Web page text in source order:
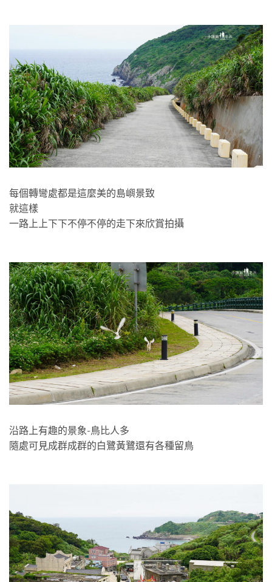
每個轉彎處都是這麼美的島嶼景致
就這樣
一路上上下下不停不停的走下來欣賞拍攝
沿路上有趣的景象-鳥比人多
隨處可見成群成群的白鷺黃鷺還有各種留鳥